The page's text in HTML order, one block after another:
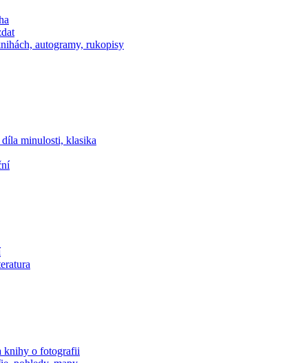
autogramy, rukopisy
minulosti, klasika
knihy o fotografii